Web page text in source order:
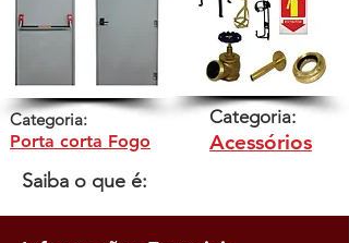
Categoria:
Porta corta Fogo
Categoria:
Acessórios
Saiba o que é: